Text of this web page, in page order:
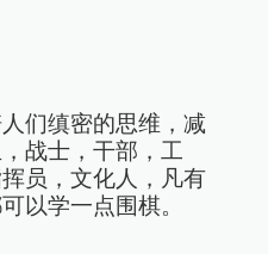
们缜密的思维，减
战士，干部，工
员，文化人，凡有
以学一点围棋。